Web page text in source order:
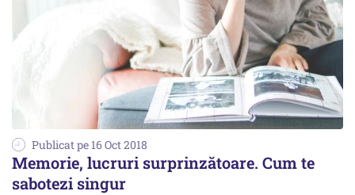
Publicat pe 16 Oct 2018
Memorie, lucruri surprinzătoare. Cum te
sabotezi singur